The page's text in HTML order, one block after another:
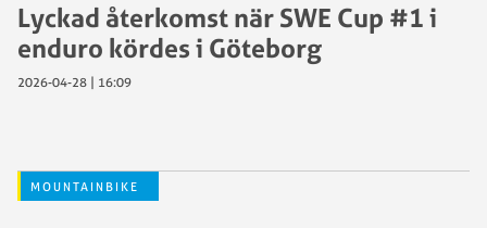
Lyckad återkomst när SWE Cup #1 i
enduro kördes i Göteborg
2026-04-28 | 16:09
MOUNTAINBIKE